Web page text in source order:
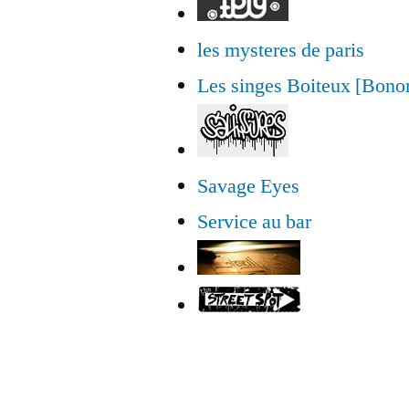
les mysteres de paris
Les singes Boiteux
Savage Eyes
Service au bar